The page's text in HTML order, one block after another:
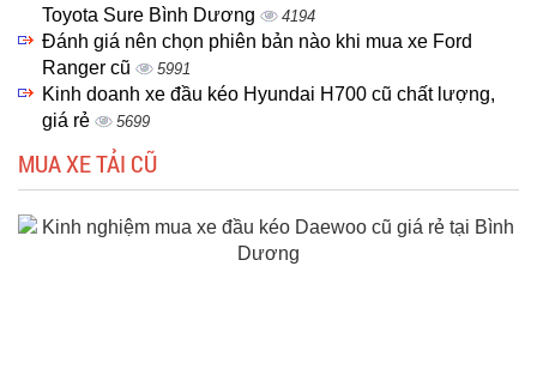
Toyota Sure Bình Dương
4194
Đánh giá nên chọn phiên bản nào khi mua xe Ford
Ranger cũ
5991
Kinh doanh xe đầu kéo Hyundai H700 cũ chất lượng,
giá rẻ
5699
MUA XE TẢI CŨ